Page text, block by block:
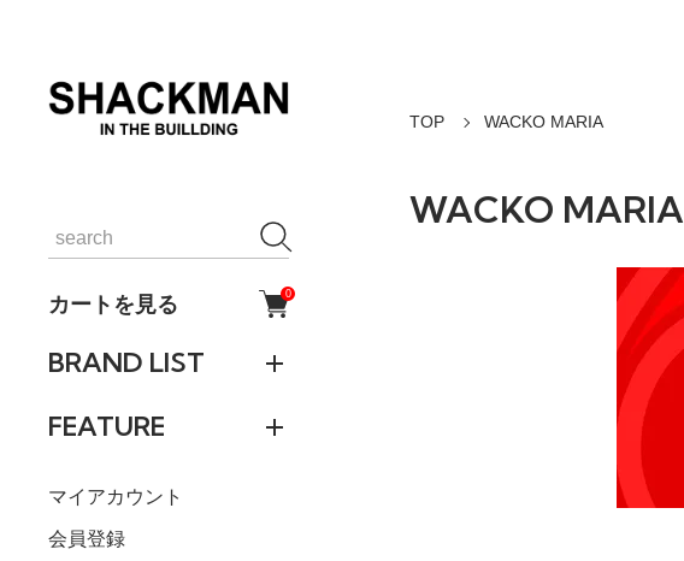
カートを見る 0
BRAND LIST
FEATURE
マイアカウント
会員登録
TOP WACKO MARIA
WACKO MARIA